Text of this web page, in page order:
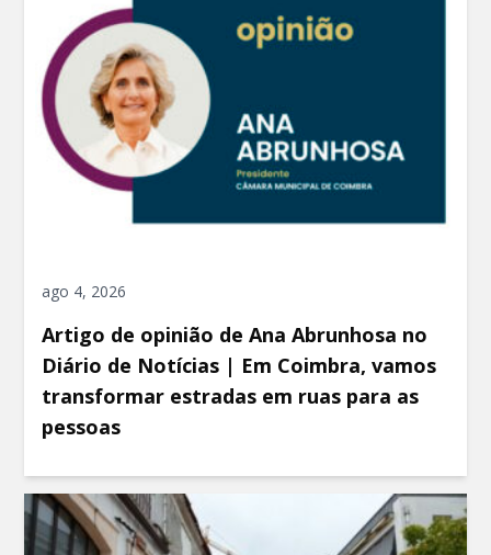
ago 4, 2026
Artigo de opinião de Ana Abrunhosa no
Diário de Notícias | Em Coimbra, vamos
transformar estradas em ruas para as
pessoas